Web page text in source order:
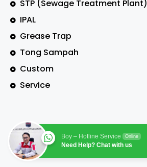
STP (Sewage Treatment Plant)
IPAL
Grease Trap
Tong Sampah
Custom
Service
Boy – Hotline Service Online
Need Help? Chat with us